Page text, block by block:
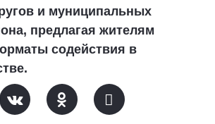
и муниципальных
предлагая жителям
содействия в